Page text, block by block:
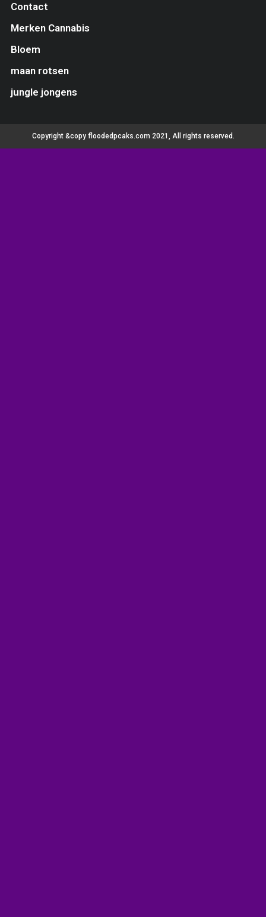
Contact
Merken Cannabis
Bloem
maan rotsen
jungle jongens
Copyright &copy floodedpcaks.com 2021, All rights reserved.